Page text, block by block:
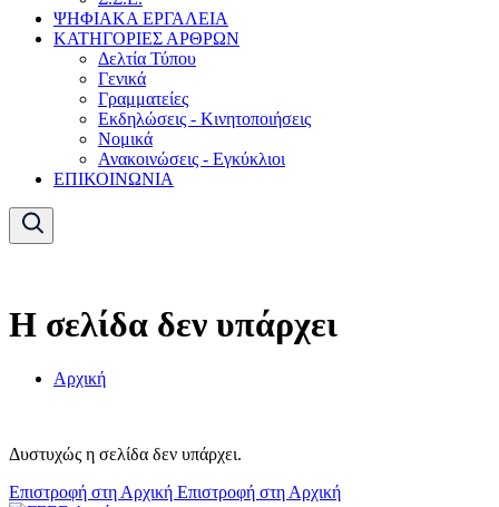
ΨΗΦΙΑΚΑ ΕΡΓΑΛΕΙΑ
ΚΑΤΗΓΟΡΙΕΣ ΑΡΘΡΩΝ
Δελτία Τύπου
Γενικά
Γραμματείες
Εκδηλώσεις - Κινητοποιήσεις
Νομικά
Ανακοινώσεις - Εγκύκλιοι
ΕΠΙΚΟΙΝΩΝΙΑ
Η σελίδα δεν υπάρχει
Αρχική
Δυστυχώς η σελίδα δεν υπάρχει.
Επιστροφή στη Αρχική Επιστροφή στη Αρχική